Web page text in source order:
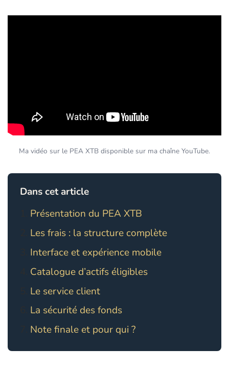
Ma vidéo sur le PEA XTB disponible sur ma chaîne YouTube.
Dans cet article
Présentation du PEA XTB
Les frais : la structure complète
Interface et expérience mobile
Catalogue d’actifs éligibles
Le service client
La sécurité des fonds
Note finale et pour qui ?